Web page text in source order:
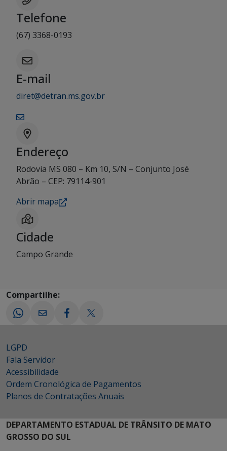
Telefone
(67) 3368-0193
E-mail
diret@detran.ms.gov.br
Endereço
Rodovia MS 080 – Km 10, S/N – Conjunto José
Abrão – CEP: 79114-901
Abrir mapa
Cidade
Campo Grande
Compartilhe:
LGPD
Fala Servidor
Acessibilidade
Ordem Cronológica de Pagamentos
Planos de Contratações Anuais
DEPARTAMENTO ESTADUAL DE TRÂNSITO DE MATO
GROSSO DO SUL